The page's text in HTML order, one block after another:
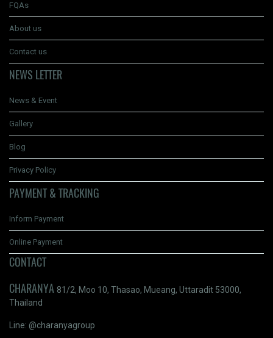
FQAs
About us
Contact us
NEWS LETTER
News & Event
Gallery
Blog
Privacy Policy
PAYMENT & TRACKING
Inform Payment
Online Payment
CONTACT
CHARANYA 81/2, Moo 10, Thasao, Mueang, Uttaradit 53000,
Thailand
Line: @charanyagroup